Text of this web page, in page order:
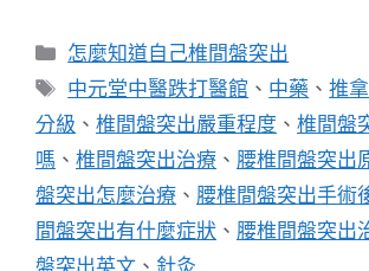
分
類
怎麼知道自己椎間盤突出
標
籤
中元堂中醫跌打醫館 、 中藥 、推拿
分級 、 椎間盤突出嚴重程度 、 椎間盤
嗎 、 椎間盤突出治療 、 腰椎間盤突出
盤突出怎麼治療 、 腰椎間盤突出手術
間盤突出有什麼症狀 、 腰椎間盤突出
盤突出英文 、 針灸